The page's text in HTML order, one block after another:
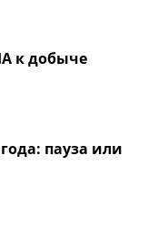
к добыче
пауза или